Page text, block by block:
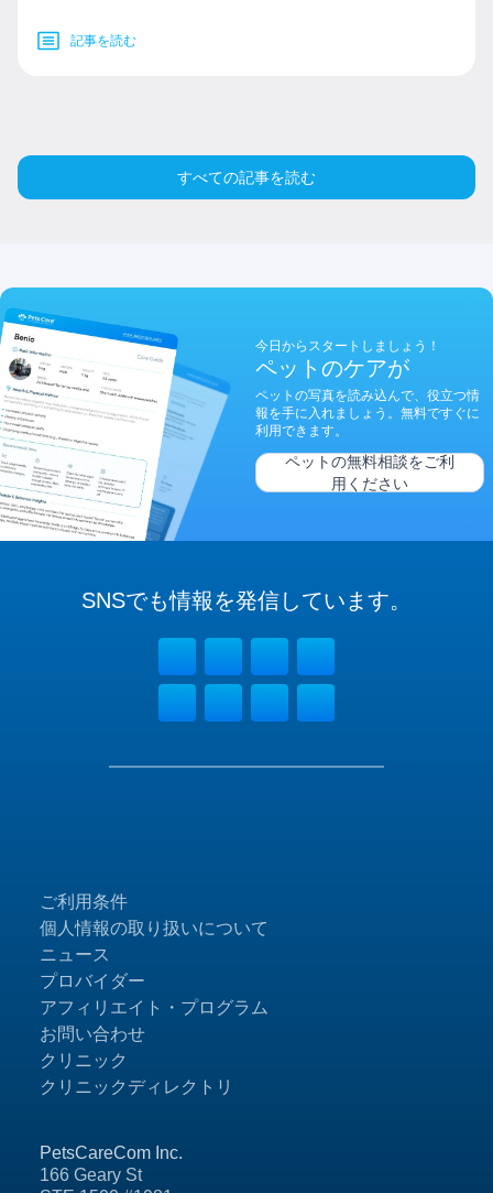
記事を読む
すべての記事を読む
今日からスタートしましょう！
ペットのケアが
ペットの写真を読み込んで、役立つ情
報を手に入れましょう。無料ですぐに
利用できます。
ペットの無料相談をご利
用ください
PetsCareCom Inc.
166 Geary St
ご利用条件
個人情報の取り扱いについて
ニュース
プロバイダー
アフィリエイト・プログラム
お問い合わせ
クリニック
クリニックディレクトリ
SNSでも情報を発信しています。